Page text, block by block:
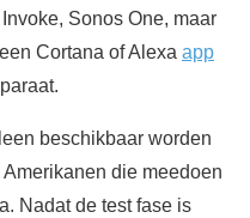
Sonos One, maar
Cortana of Alexa app
beschikbaar worden
die meedoen
Nadat de test fase is